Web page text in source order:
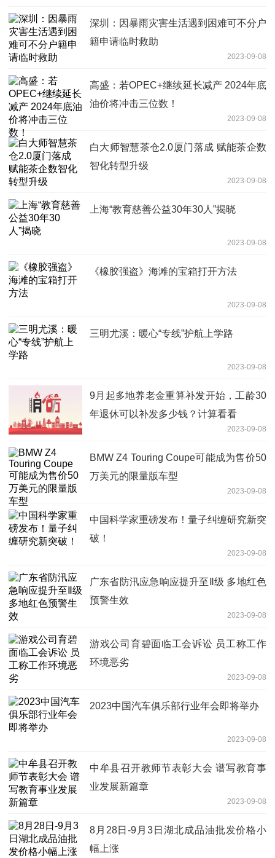
深圳：因暴雨灾害生活遇到困难可不分户
籍申请临时救助
2023-09-08
高盛：若OPEC+继续延长减产 2024年底
油价将冲击三位数！
2023-09-08
白大师智慧茶仓2.0厦门落成 赋能茶企数
智化转型升级
2023-09-08
上海“教育慈善公益30年30人”揭晓
2023-09-08
《橡胶强盗》海滩的宝箱打开方法
2023-09-08
三明尤溪：暖心“专线”护航上学路
2023-09-08
9月起多地养老金重算补发开始，工龄30
年退休可以补发多少钱？计算看看
2023-09-08
BMW Z4 Touring Coupe可能成为售价50
万美元的限量版车型
2023-09-08
中国科学家重磅发布！量子纠缠研究新突
破！
2023-09-08
广东省防汛应急响应提升至Ⅱ级 多地红色
预警生效
2023-09-08
游戏公司育碧面临工会诉讼 员工称工作
环境恶劣
2023-09-08
2023中国汽车俱乐部行业年会即将举办
2023-09-08
中牟县召开教师节表彰大会 谱写教育事
业发展新篇章
2023-09-08
8月28日-9月3日湖北成品油批发价格小
幅上涨